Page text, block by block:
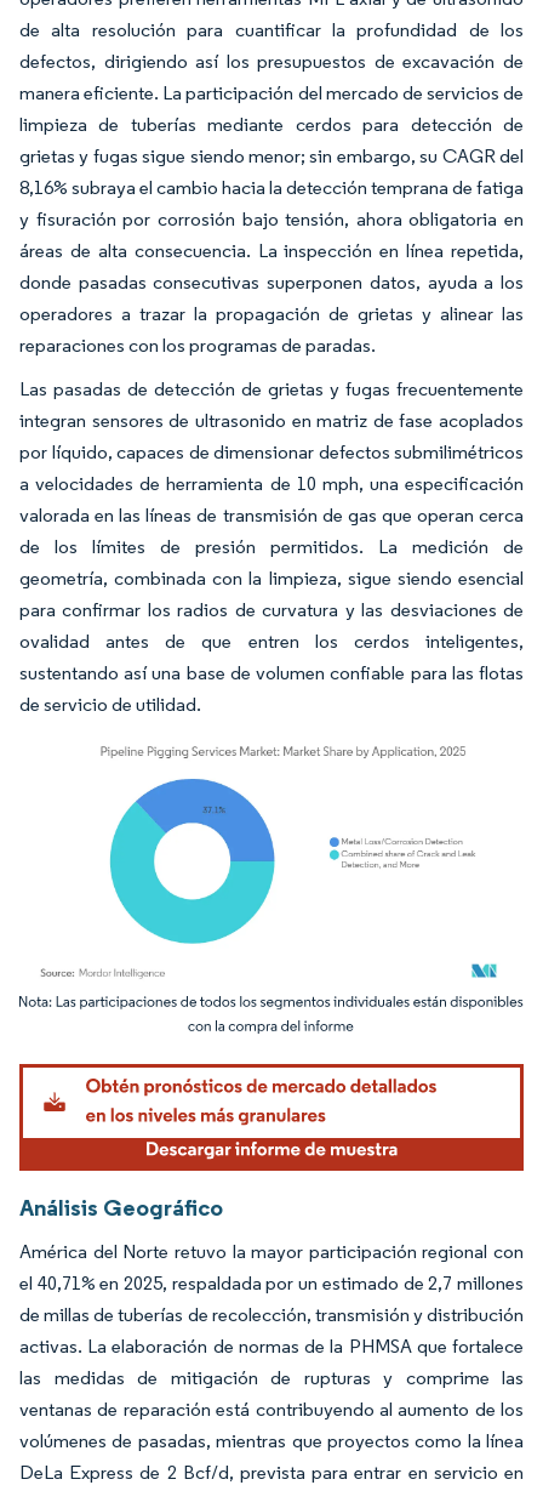
de alta resolución para cuantificar la profundidad de los
defectos, dirigiendo así los presupuestos de excavación de
manera eficiente. La participación del mercado de servicios de
limpieza de tuberías mediante cerdos para detección de
grietas y fugas sigue siendo menor; sin embargo, su CAGR del
8,16% subraya el cambio hacia la detección temprana de fatiga
y fisuración por corrosión bajo tensión, ahora obligatoria en
áreas de alta consecuencia. La inspección en línea repetida,
donde pasadas consecutivas superponen datos, ayuda a los
operadores a trazar la propagación de grietas y alinear las
reparaciones con los programas de paradas.
Las pasadas de detección de grietas y fugas frecuentemente
integran sensores de ultrasonido en matriz de fase acoplados
por líquido, capaces de dimensionar defectos submilimétricos
a velocidades de herramienta de 10 mph, una especificación
valorada en las líneas de transmisión de gas que operan cerca
de los límites de presión permitidos. La medición de
geometría, combinada con la limpieza, sigue siendo esencial
para confirmar los radios de curvatura y las desviaciones de
ovalidad antes de que entren los cerdos inteligentes,
sustentando así una base de volumen confiable para las flotas
de servicio de utilidad.
Imagen © Mordor Intelligence. El uso requiere atribución según CC BY 4.0.
Análisis Geográfico
América del Norte retuvo la mayor participación regional con
el 40,71% en 2025, respaldada por un estimado de 2,7 millones
de millas de tuberías de recolección, transmisión y distribución
activas. La elaboración de normas de la PHMSA que fortalece
las medidas de mitigación de rupturas y comprime las
ventanas de reparación está contribuyendo al aumento de los
volúmenes de pasadas, mientras que proyectos como la línea
DeLa Express de 2 Bcf/d, prevista para entrar en servicio en